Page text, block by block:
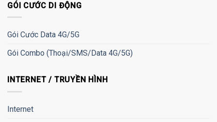
GÓI CƯỚC DI ĐỘNG
Gói Cước Data 4G/5G
Gói Combo (Thoại/SMS/Data 4G/5G)
INTERNET / TRUYỀN HÌNH
Internet